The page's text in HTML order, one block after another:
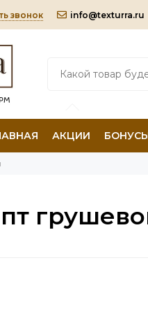
звонок info@texturra.ru
АКЦИИ